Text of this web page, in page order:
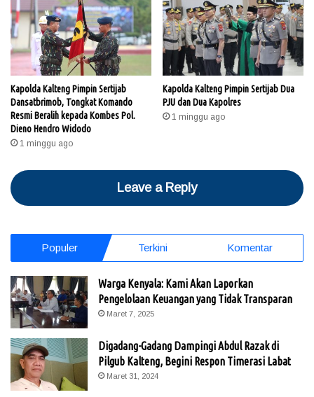
Kapolda Kalteng Pimpin Sertijab
Dansatbrimob, Tongkat Komando
Resmi Beralih kepada Kombes Pol.
Dieno Hendro Widodo
1 minggu ago
Kapolda Kalteng Pimpin Sertijab Dua
PJU dan Dua Kapolres
1 minggu ago
Leave a Reply
Populer Terkini Komentar
Warga Kenyala: Kami Akan Laporkan
Pengelolaan Keuangan yang Tidak Transparan
Maret 7, 2025
Digadang-Gadang Dampingi Abdul Razak di
Pilgub Kalteng, Begini Respon Timerasi Labat
Maret 31, 2024